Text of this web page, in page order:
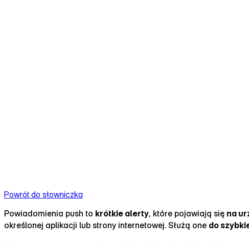
Powrót do słowniczka
Powiadomienia push to krótkie alerty, które pojawiają się na
określonej aplikacji lub strony internetowej. Służą one do